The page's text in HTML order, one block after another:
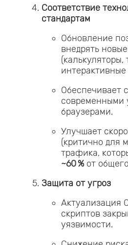
Соответствие
стандартам
Обновление
внедрять
(калькуляторы,
Обеспечивает
современными
браузерами.
Улучшает
(критично для
трафика,
~60 %от
Защита от угроз
Актуализация
скриптов
уязвимости.